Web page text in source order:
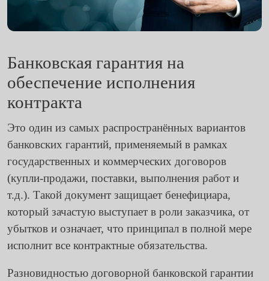
Банковская гарантия на
обеспечение исполнения
контракта
Это один из самых распространённых вариантов
банковских гарантий, применяемый в рамках
государственных и коммерческих договоров
(купли-продажи, поставки, выполнения работ и
т.д.). Такой документ защищает бенефициара,
который зачастую выступает в роли заказчика, от
убытков и означает, что принципал в полной мере
исполнит все контрактные обязательства.
Разновидностью договорной банковской гарантии